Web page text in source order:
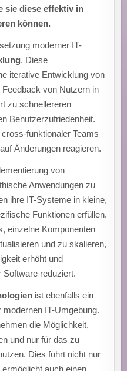
sie diese effektiv in
können.
moderner IT-
. Diese
iterative Entwicklung von
von Nutzern in
zu schnellereren
Benutzerzufriedenheit.
funktionaler Teams
Änderungen reagieren.
von
Anwendungen zu
ihre IT-Systeme in kleine,
Funktionen erfüllen.
einzelne Komponenten
und zu skalieren,
erhöht und
Software reduziert.
ist ebenfalls ein
IT-Umgebung.
die Möglichkeit,
und nur für das zu
Dies führt nicht nur